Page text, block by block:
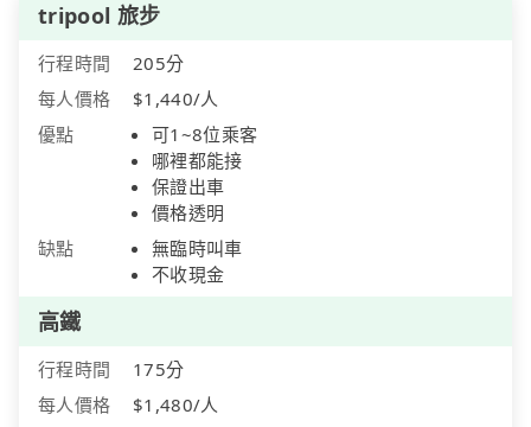
tripool 旅步
行程時間
205分
每人價格
$1,440/人
優點
可1~8位乘客
哪裡都能接
保證出車
價格透明
缺點
無臨時叫車
不收現金
高鐵
行程時間
175分
每人價格
$1,480/人